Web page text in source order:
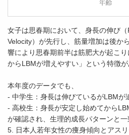
女子は思春期において、身長の伸び
Velocity）が先行し、筋量増加は後か
響により思春期前半は筋肥大が起こ
からLBMが増えやすい」という特徴が
本年度のデータでも、
- 中学生：身長は伸びているがLBMが
- 高校生：身長が安定し始めてから
が確認され、生理的成長パターンと一
5. 日本人若年女性の痩身傾向とアス